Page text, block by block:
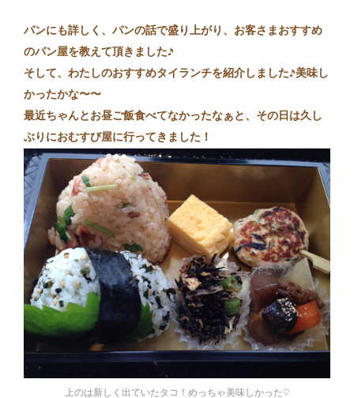
パンにも詳しく、パンの話で盛り上がり、 お客さまおすすめ
のパン屋を教えて頂きました♪
そして、わたしのおすすめタイランチを紹介しました♪美味し
かったかな〜〜
最近ちゃんとお昼ご飯食べてなかったなぁと、その日は久 し
ぶりにおむすび屋に行ってきました！
上のは新しく出ていたタコ！めっちゃ美味しかった♡